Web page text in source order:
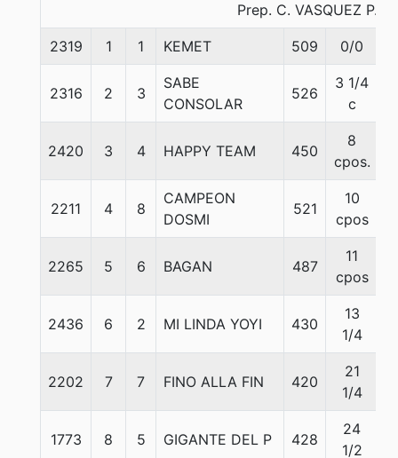
Prep. C. VASQUEZ P.
2319 1 1 KEMET 509 0/0
2316 2 3
SABE
CONSOLAR
526
3 1/4
c
2420 3 4 HAPPY TEAM 450
8
cpos.
2211 4 8
CAMPEON
DOSMI
521
10
cpos
2265 5 6 BAGAN 487
11
cpos
2436 6 2 MI LINDA YOYI 430
13
1/4
2202 7 7 FINO ALLA FIN 420
21
1/4
1773 8 5 GIGANTE DEL P 428
24
1/2